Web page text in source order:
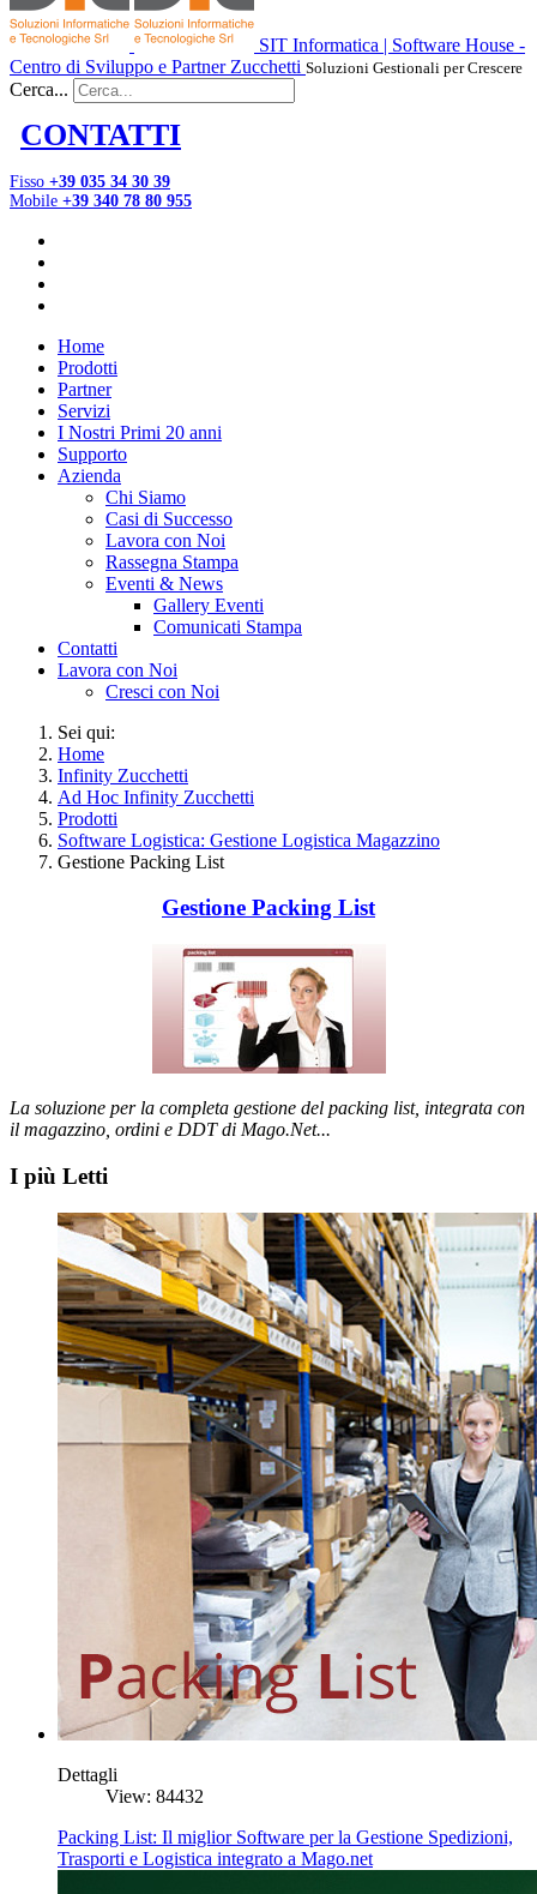
SIT Informatica | Software House -
Centro di Sviluppo e Partner Zucchetti Soluzioni Gestionali per Crescere
Cerca...
CONTATTI
Fisso +39 035 34 30 39
Mobile +39 340 78 80 955
Home
Prodotti
Partner
Servizi
I Nostri Primi 20 anni
Supporto
Azienda
Chi Siamo
Casi di Successo
Lavora con Noi
Rassegna Stampa
Eventi & News
Gallery Eventi
Comunicati Stampa
Contatti
Lavora con Noi
Cresci con Noi
Sei qui:
Home
Infinity Zucchetti
Ad Hoc Infinity Zucchetti
Prodotti
Software Logistica: Gestione Logistica Magazzino
Gestione Packing List
Gestione Packing List
La soluzione per la completa gestione del packing list, integrata con
il magazzino, ordini e DDT di Mago.Net...
I più Letti
Dettagli
View: 84432
Packing List: Il miglior Software per la Gestione Spedizioni,
Trasporti e Logistica integrato a Mago.net